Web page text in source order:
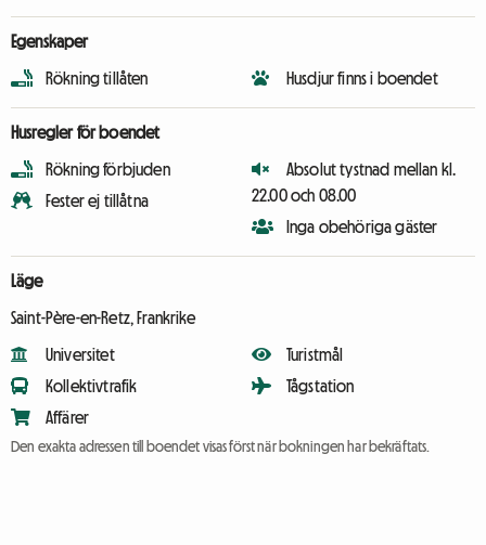
Egenskaper
Rökning tillåten Husdjur finns i boendet
Husregler för boendet
Rökning förbjuden
Fester ej tillåtna
Absolut tystnad mellan kl.
22.00 och 08.00
Inga obehöriga gäster
Läge
Saint-Père-en-Retz, Frankrike
Universitet
Kollektivtrafik
Affärer
Turistmål
Tågstation
Den exakta adressen till boendet visas först när bokningen har bekräftats.